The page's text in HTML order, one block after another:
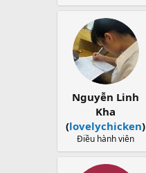
Nguyễn Linh
Kha
(lovelychicken)
Điều hành viên